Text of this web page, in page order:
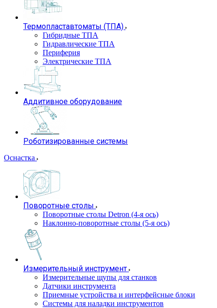
Термопластавтоматы (ТПА)
Гибридные ТПА
Гидравлические ТПА
Периферия
Электрические ТПА
Аддитивное оборудование
Роботизированные системы
Оснастка
Поворотные столы
Поворотные столы Detron (4-я ось)
Наклонно-поворотные столы (5-я ось)
Измерительный инструмент
Измерительные щупы для станков
Датчики инструмента
Приемные устройства и интерфейсные блоки
Системы для наладки инструментов